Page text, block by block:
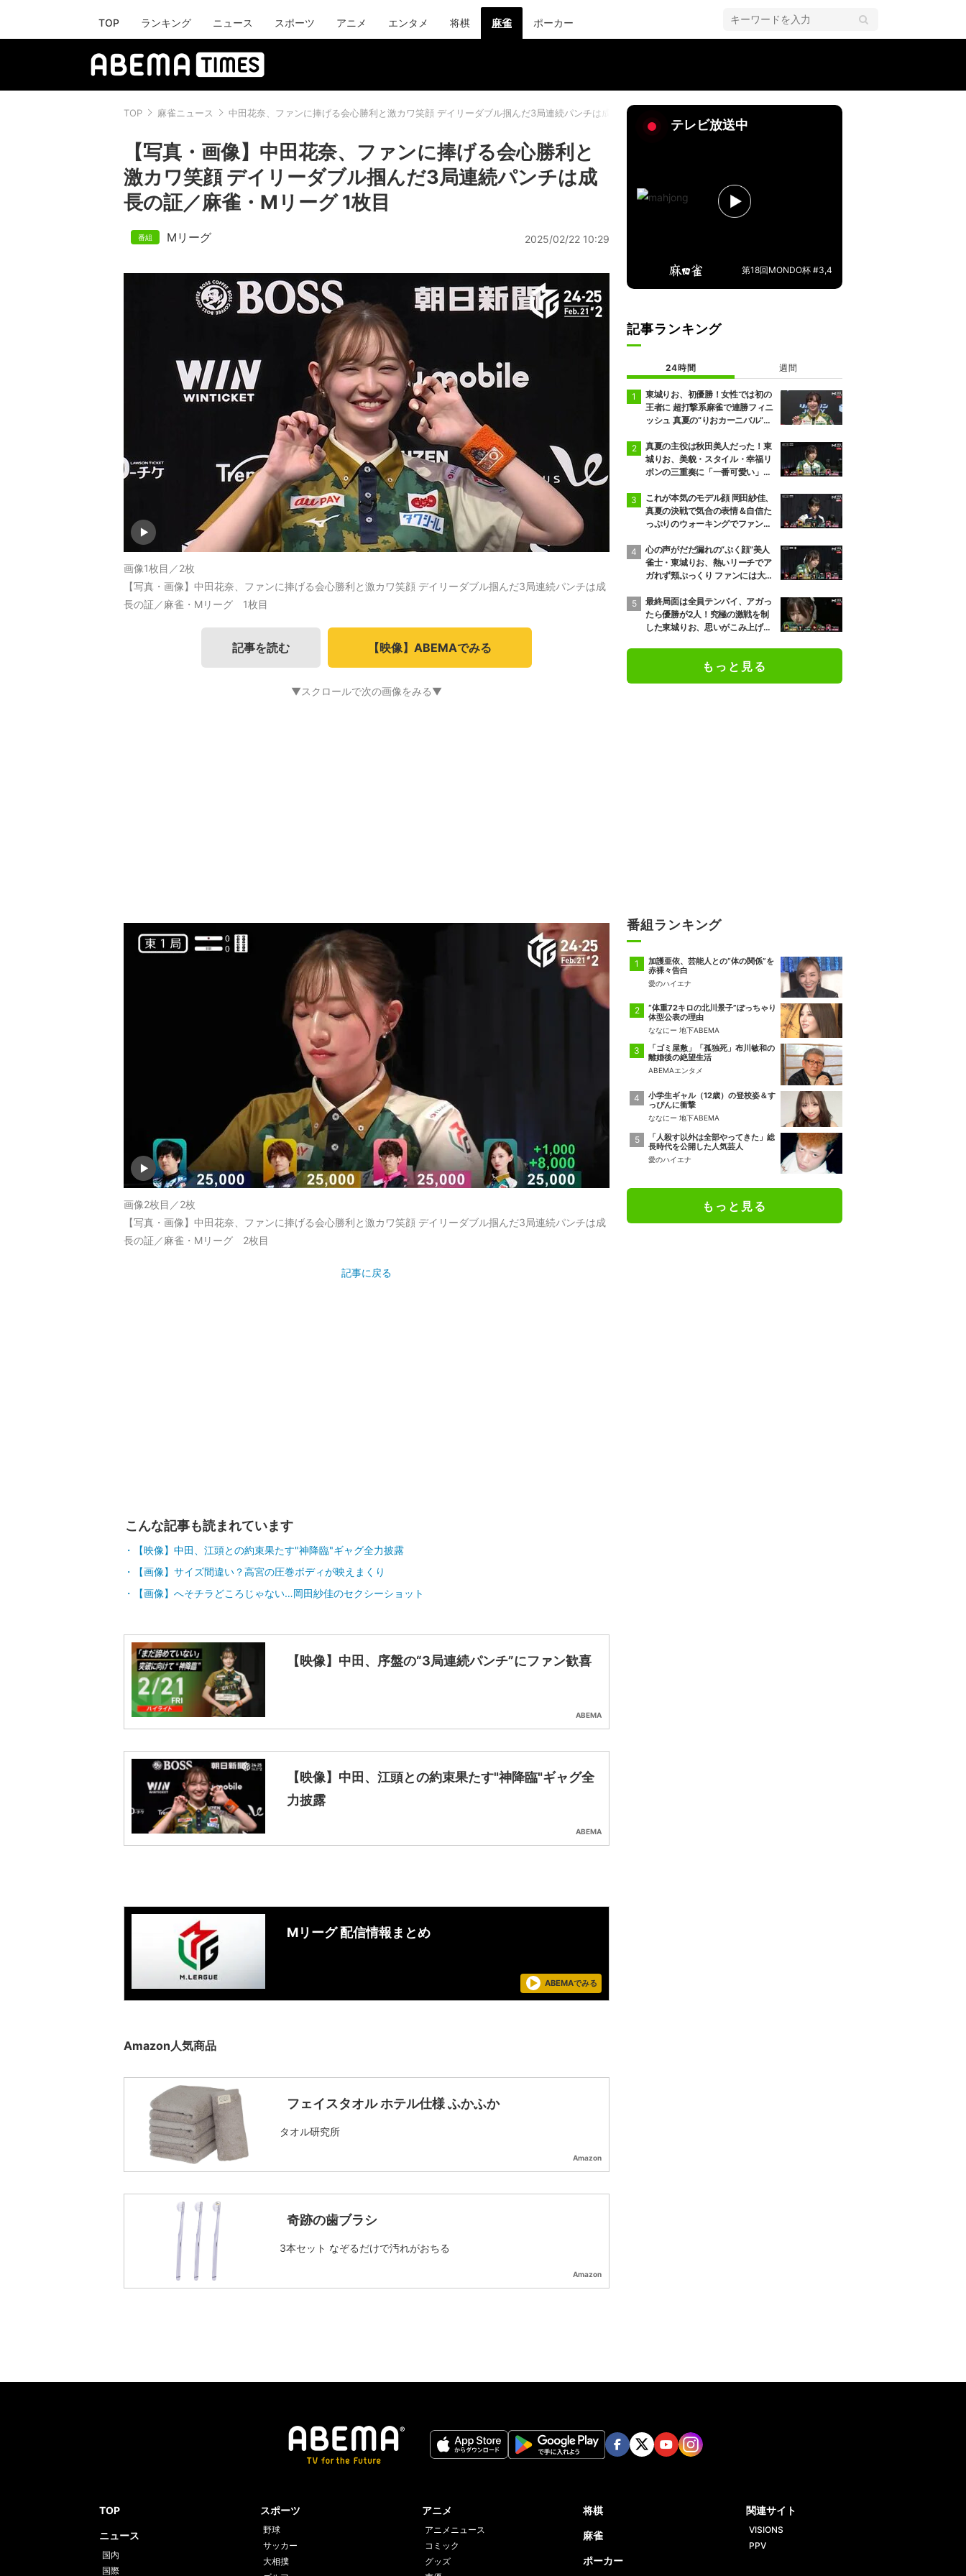
TOP ランキング ニュース スポーツ アニメ エンタメ 将棋 麻雀 ポーカー
TOP 麻雀ニュース 中田花奈、ファンに捧げる会心勝利と激カワ笑顔 デイリーダブル掴んだ3局連続パンチは成長の証／麻雀・Mリーグ
【写真・画像】中田花奈、ファンに捧げる会心勝利と
激カワ笑顔 デイリーダブル掴んだ3局連続パンチは成
長の証／麻雀・Mリーグ 1枚目
Mリーグ 2025/02/22 10:29
画像1枚目／2枚
【写真・画像】中田花奈、ファンに捧げる会心勝利と激カワ笑顔 デイリーダブル掴んだ3局連続パンチは成
長の証／麻雀・Mリーグ 1枚目
記事を読む 【映像】ABEMAでみる
▼スクロールで次の画像をみる▼
画像2枚目／2枚
【写真・画像】中田花奈、ファンに捧げる会心勝利と激カワ笑顔 デイリーダブル掴んだ3局連続パンチは成
長の証／麻雀・Mリーグ 2枚目
記事に戻る
こんな記事も読まれています
【映像】中田、江頭との約束果たす"神降臨"ギャグ全力披露
【画像】サイズ間違い？高宮の圧巻ボディが映えまくり
【画像】へそチラどころじゃない…岡田紗佳のセクシーショット
【映像】中田、序盤の“3局連続パンチ”にファン歓喜
ABEMA
【映像】中田、江頭との約束果たす"神降臨"ギャグ全
力披露
ABEMA
Mリーグ 配信情報まとめ
ABEMAでみる
Amazon人気商品
フェイスタオル ホテル仕様 ふかふか
タオル研究所
Amazon
奇跡の歯ブラシ
3本セット なぞるだけで汚れがおちる
Amazon
テレビ放送中
第18回MONDO杯 #3,4
記事ランキング
24時間 週間
東城りお、初優勝！女性では初の
王者に 超打撃系麻雀で連勝フィニ
ッシュ 真夏の“りおカーニバル”が
ト
真夏の主役は秋田美人だった！東
城りお、美貌・スタイル・幸福リ
ボンの三重奏に「一番可愛い」の
これが本気のモデル顔 岡田紗佳、
真夏の決戦で気合の表情＆自信た
っぷりのウォーキングでファン魅
やろww」／麻雀・Mトーナメン
ト
心の声がだだ漏れの“ぷく顔”美人
雀士・東城りお、熱いリーチでア
ガれず頬ぷっくり ファンには大好
らない」／麻雀・Mトーナメント
最終局面は全員テンパイ、アガっ
たら優勝が2人！究極の激戦を制
した東城りお、思いがこみ上げる
もっと見る
番組ランキング
加護亜依、芸能人との“体の関係”を
赤裸々告白
愛のハイエナ
“体重72キロの北川景子”ぽっちゃり
体型公表の理由
ななにー 地下ABEMA
「ゴミ屋敷」「孤独死」布川敏和の
離婚後の絶望生活
ABEMAエンタメ
小学生ギャル（12歳）の登校姿＆す
っぴんに衝撃
ななにー 地下ABEMA
「人殺す以外は全部やってきた」総
長時代を公開した人気芸人
愛のハイエナ
もっと見る
TOP
ニュース
国内
国際
スポーツ
野球
サッカー
大相撲
アニメ
アニメニュース
コミック
グッズ
将棋
麻雀
ポーカー
関連サイト
VISIONS
PPV